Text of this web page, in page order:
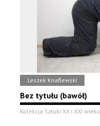
Leszek Knaflewski
Bez tytułu (bawół)
Kolekcja Sztuki XX i XXI wieku